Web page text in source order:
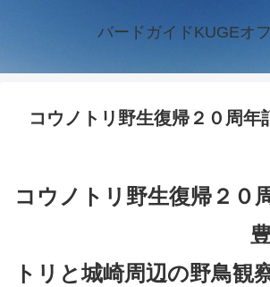
バードガイドKUGEオ
コウノトリ野生復帰２０周年
コウノトリ野生復帰２０
豊岡のコ
トリと城崎周辺の野鳥観